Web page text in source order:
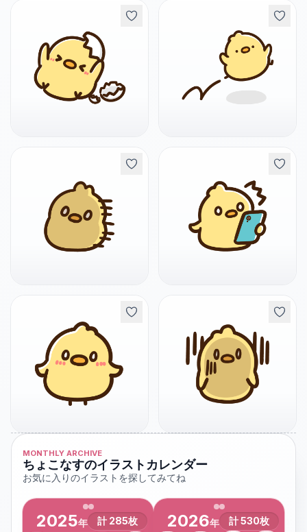
MONTHLY ARCHIVE
ちょこなすのイラストカレンダー
お気に入りのイラストを探してみてね
2025年 計 285枚 2026年 計530枚